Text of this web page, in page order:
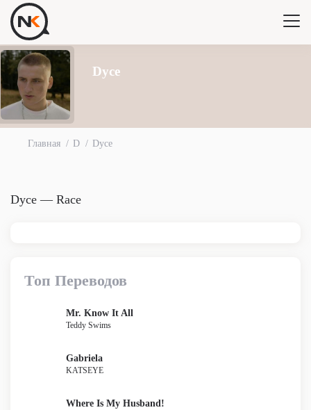
Dyce
Главная D Dyce
Dyce — Race
Топ Переводов
Mr. Know It All
Teddy Swims
Gabriela
KATSEYE
Where Is My Husband!